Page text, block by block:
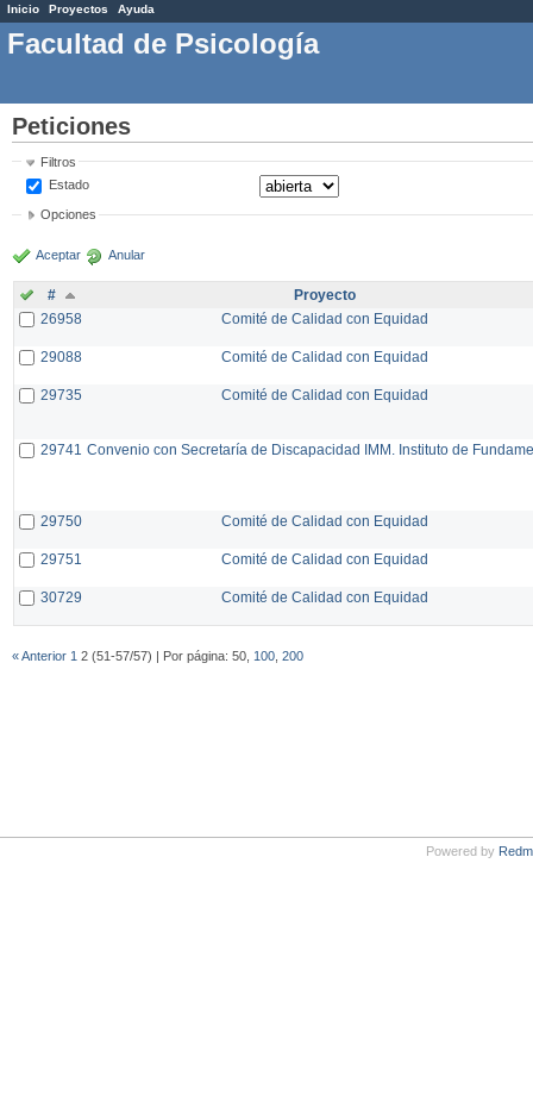
Inicio Proyectos Ayuda
Facultad de Psicología
Peticiones
Filtros
Estado
Opciones
Aceptar Anular
#
Proyecto
26958
Comité de Calidad con Equidad
29088 Comité de Calidad con Equidad
29735 Comité de Calidad con Equidad
29741 Convenio con Secretaría de Discapacidad IMM. Instituto de
29750 Comité de Calidad con Equidad
29751 Comité de Calidad con Equidad
30729 Comité de Calidad con Equidad
« Anterior 1 2 (51-57/57) | Por página: 50, 100 200
Powered by